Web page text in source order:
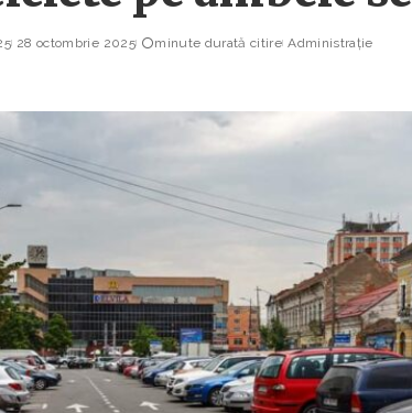
28 octombrie 2025 minute durată citire Administrație